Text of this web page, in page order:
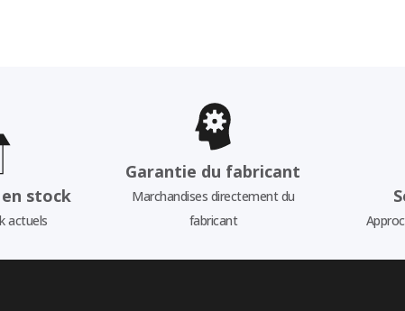
stock
actuels
Garantie du fabricant
Marchandises directement du
fabricant